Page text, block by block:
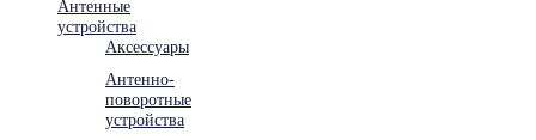
Антенные
устройства
Аксессуары
Антенно-
поворотные
устройства